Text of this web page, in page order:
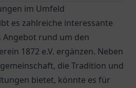
im Umfeld
es zahlreiche interessante
Angebot rund um den
1872 e.V. ergänzen. Neben
die Tradition und
bietet, könnte es für